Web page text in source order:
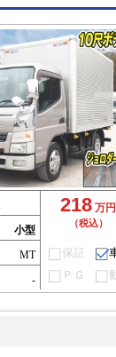
小型
MT
-
218 万円
（税込）
保証
ＰＧ